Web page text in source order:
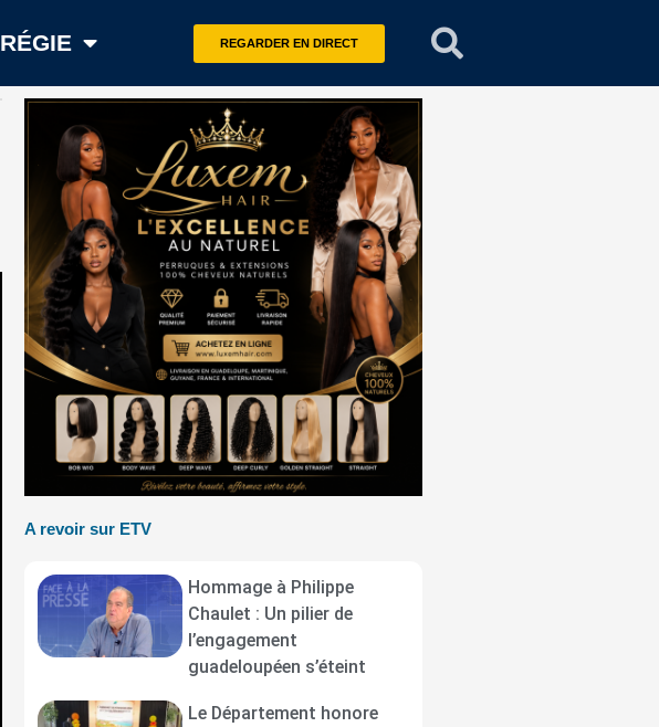
RÉGIE REGARDER EN DIRECT
A revoir sur ETV
Hommage à Philippe
Chaulet : Un pilier de
l’engagement
guadeloupéen s’éteint
Le Département honore